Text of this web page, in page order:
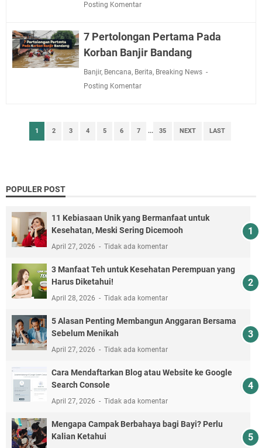
Posting Komentar
7 Pertolongan Pertama Pada
Korban Banjir Bandang
Banjir, Bencana, Berita, Breaking News
Posting Komentar
1 2 3 4 5 6 7 ... 35 NEXT LAST
POPULER POST
11 Kebiasaan Unik yang Bermanfaat untuk
Kesehatan, Meski Sering Dicemooh
April 27, 2026 Tidak ada komentar
3 Manfaat Teh untuk Kesehatan Perempuan yang
Harus Diketahui!
April 28, 2026 Tidak ada komentar
5 Alasan Penting Membangun Anggaran Bersama
Sebelum Menikah
April 27, 2026 Tidak ada komentar
Cara Mendaftarkan Blog atau Website ke Google
Search Console
April 27, 2026 Tidak ada komentar
Mengapa Campak Berbahaya bagi Bayi? Perlu
Kalian Ketahui